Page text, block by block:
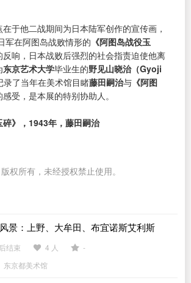
在于他二战期间为日本陆军创作的宣传画，
军在阿图岛战败情形的 《阿图岛战役玉
反响，日本战败后强烈的社会指责迫使他离
东京艺术大学毕业生的野见山晓治（Gyoji
录了当年在美术馆目睹藤田嗣治与 《阿图
感受，是本展的特别协助人。
碎》，1943年，藤田嗣治
权所有，未经授权禁止使用。
景：上野、大牟田、布宜诺斯艾利斯
结束 4 人
-
东京都美术馆